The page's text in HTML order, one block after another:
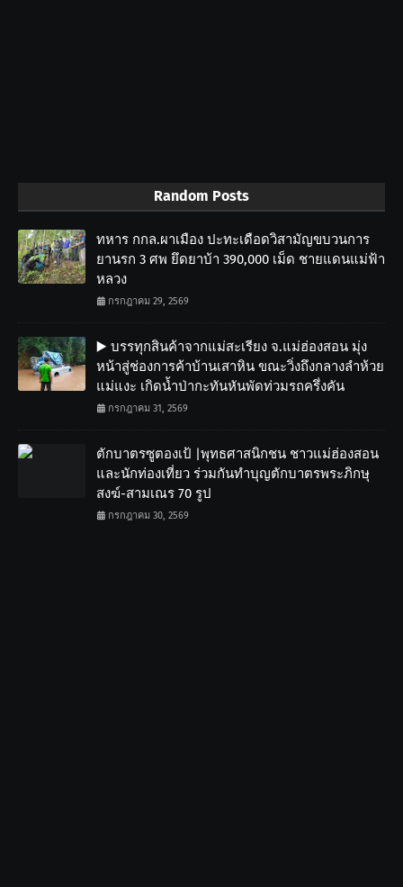
Random Posts
ทหาร กกล.ผาเมือง ปะทะเดือดวิสามัญขบวนการ
ยานรก 3 ศพ ยึดยาบ้า 390,000 เม็ด ชายแดนแม่ฟ้า
หลวง
กรกฎาคม 29, 2569
▶️ บรรทุกสินค้าจากแม่สะเรียง จ.แม่ฮ่องสอน มุ่ง
หน้าสู่ช่องการค้าบ้านเสาหิน ขณะวิ่งถึงกลางลำห้วย
แม่แงะ เกิดน้ำป่ากะทันหันพัดท่วมรถครึ่งคัน
กรกฎาคม 31, 2569
ตักบาตรซูตองเป้ |พุทธศาสนิกชน ชาวแม่ฮ่องสอน
และนักท่องเที่ยว ร่วมกันทำบุญตักบาตรพระภิกษุ
สงฆ์-สามเณร 70 รูป
กรกฎาคม 30, 2569